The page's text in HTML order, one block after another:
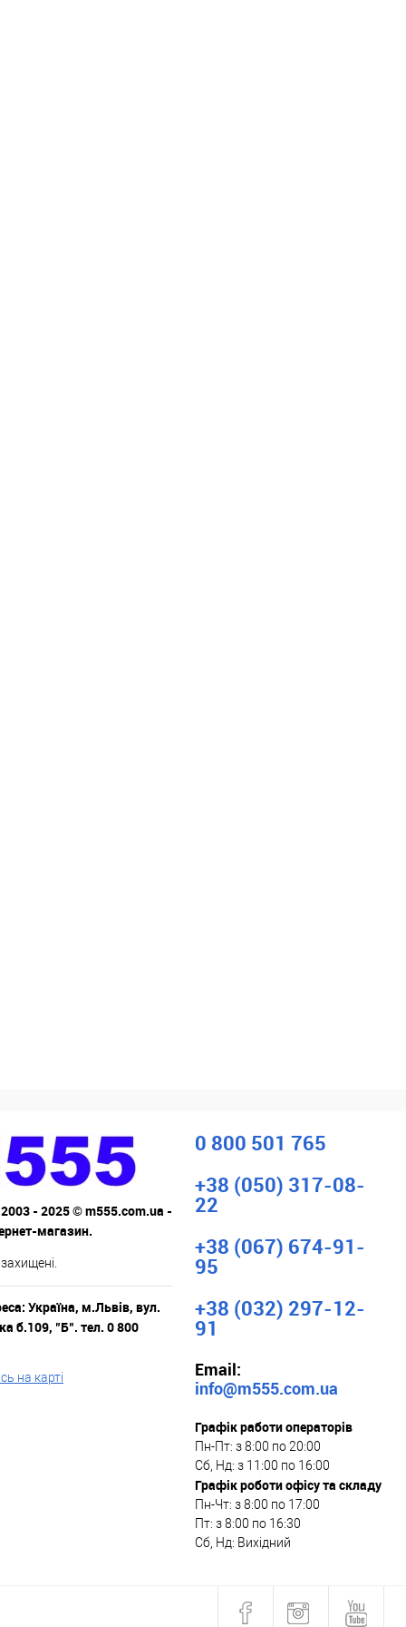
- 2025 © m555.com.ua -
магазин.
Україна, м.Львів, вул.
б.109, "Б". тел. 0 800
на карті
0 800 501 765
+38 (050) 317-08-
22
+38 (067) 674-91-
95
+38 (032) 297-12-
91
Email:
info@m555.com.ua
Графік работи операторів
Пн-Пт: з 8:00 по 20:00
Сб, Нд: з 11:00 по 16:00
Графік роботи офісу та складу
Пн-Чт: з 8:00 по 17:00
Пт: з 8:00 по 16:30
Сб, Нд: Вихідний